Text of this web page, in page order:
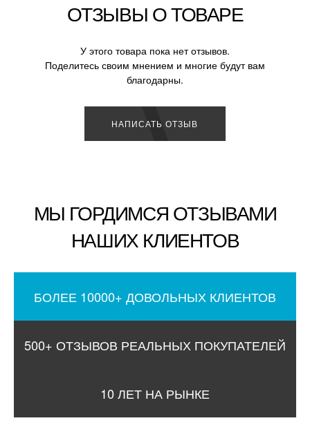
ОТЗЫВЫ О ТОВАРЕ
У этого товара пока нет отзывов.
Поделитесь своим мнением и многие будут вам
благодарны.
НАПИСАТЬ ОТЗЫВ
МЫ ГОРДИМСЯ ОТЗЫВАМИ
НАШИХ КЛИЕНТОВ
БОЛЕЕ 10000+ ДОВОЛЬНЫХ КЛИЕНТОВ
500+ ОТЗЫВОВ РЕАЛЬНЫХ ПОКУПАТЕЛЕЙ
10 ЛЕТ НА РЫНКЕ